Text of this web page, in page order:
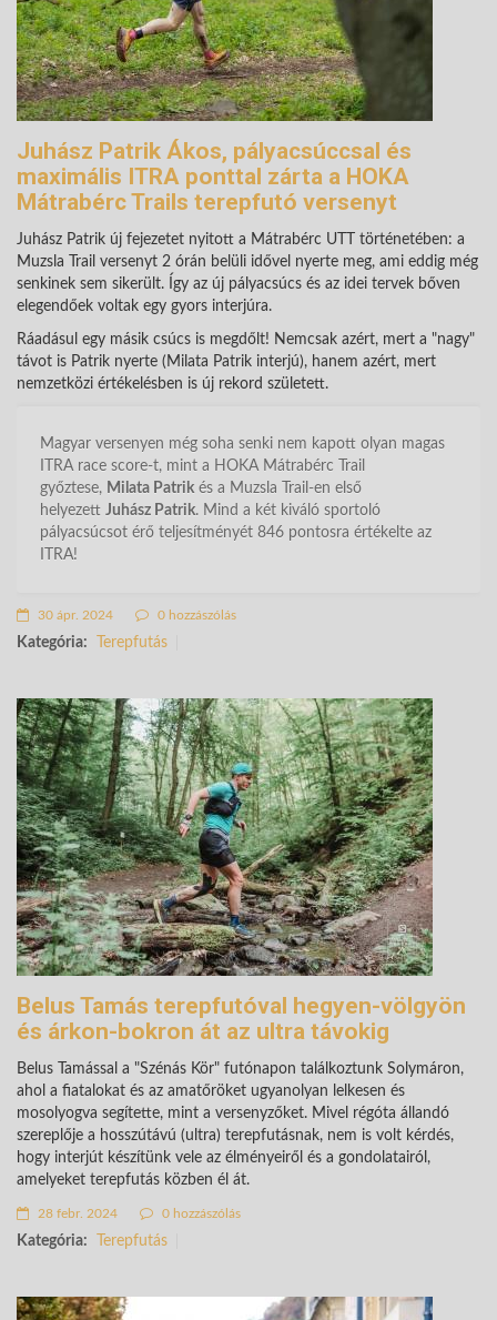
Juhász Patrik Ákos, pályacsúccsal és
maximális ITRA ponttal zárta a HOKA
Mátrabérc Trails terepfutó versenyt
Juhász Patrik új fejezetet nyitott a Mátrabérc UTT történetében: a
Muzsla Trail versenyt 2 órán belüli idővel nyerte meg, ami eddig még
senkinek sem sikerült. Így az új pályacsúcs és az idei tervek bőven
elegendőek voltak egy gyors interjúra.
Ráadásul egy másik csúcs is megdőlt! Nemcsak azért, mert a "nagy"
távot is Patrik nyerte (Milata Patrik interjú), hanem azért, mert
nemzetközi értékelésben is új rekord született.
Magyar versenyen még soha senki nem kapott olyan magas
ITRA race score-t, mint a HOKA Mátrabérc Trail
győztese, Milata Patrikés a Muzsla Trail-en első
helyezett Juhász Patrik. Mind a két kiváló sportoló
pályacsúcsot érő teljesítményét 846 pontosra értékelte az
ITRA!
30 ápr. 2024 0 hozzászólás
Kategória: Terepfutás
Belus Tamás terepfutóval hegyen-völgyön
és árkon-bokron át az ultra távokig
Belus Tamással a "Szénás Kör" futónapon találkoztunk Solymáron,
ahol a fiatalokat és az amatőröket ugyanolyan lelkesen és
mosolyogva segítette, mint a versenyzőket. Mivel régóta állandó
szereplője a hosszútávú (ultra) terepfutásnak, nem is volt kérdés,
hogy interjút készítünk vele az élményeiről és a gondolatairól,
amelyeket terepfutás közben él át.
28 febr. 2024 0 hozzászólás
Kategória: Terepfutás